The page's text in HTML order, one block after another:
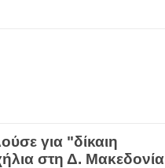
για "δίκαιη
στη Δ. Μακεδονία